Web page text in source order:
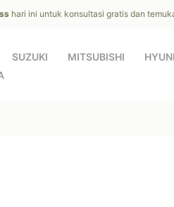
hari ini untuk konsultasi gratis dan
SUZUKI MITSUBISHI